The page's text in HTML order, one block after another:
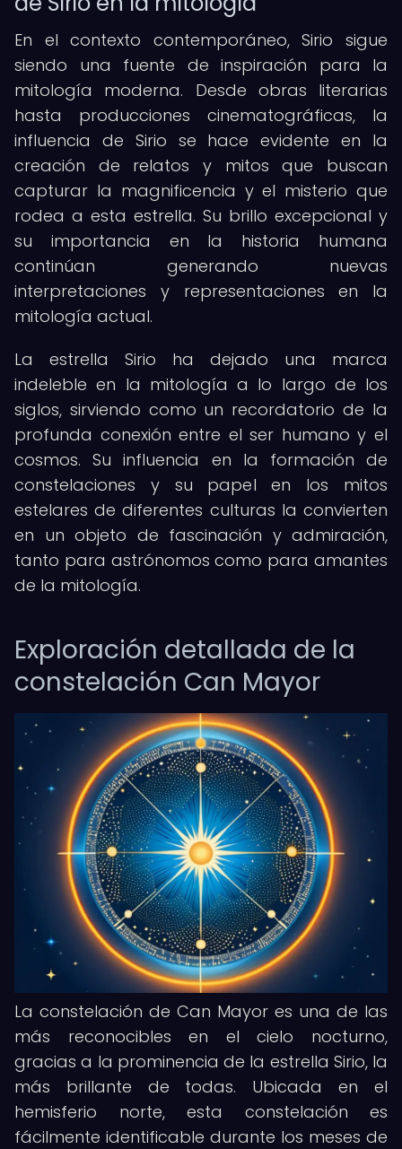
En el contexto contemporáneo, Sirio sigue
siendo una fuente de inspiración para la
mitología moderna. Desde obras literarias
hasta producciones cinematográficas, la
influencia de Sirio se hace evidente en la
creación de relatos y mitos que buscan
capturar la magnificencia y el misterio que
rodea a esta estrella. Su brillo excepcional y
su importancia en la historia humana
continúan generando nuevas
interpretaciones y representaciones en la
mitología actual.
La estrella Sirio ha dejado una marca
indeleble en la mitología a lo largo de los
siglos, sirviendo como un recordatorio de la
profunda conexión entre el ser humano y el
cosmos. Su influencia en la formación de
constelaciones y su papel en los mitos
estelares de diferentes culturas la convierten
en un objeto de fascinación y admiración,
tanto para astrónomos como para amantes
de la mitología.
Exploración detallada de la
constelación Can Mayor
La constelación de Can Mayor es una de las
más reconocibles en el cielo nocturno,
gracias a la prominencia de la estrella Sirio, la
más brillante de todas. Ubicada en el
hemisferio norte, esta constelación es
fácilmente identificable durante los meses de